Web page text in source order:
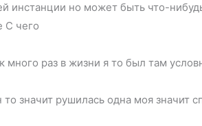
инстанции но может быть что-
С чего
много раз в жизни я то был там
значит рушилась одна моя значит